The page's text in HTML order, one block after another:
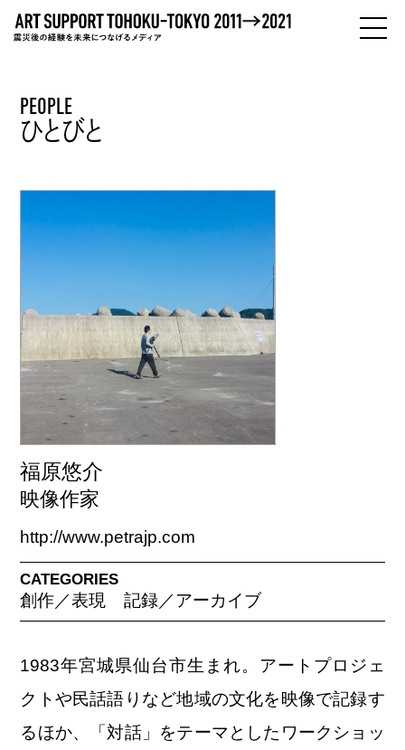
ひとびと
PEOPLE
ひとびと
福原悠介
映像作家
http://www.petrajp.com
CATEGORIES
創作／表現 記録／アーカイブ
1983年宮城県仙台市生まれ。アートプロジェ
クトや民話語りなど地域の文化を映像で記録す
るほか、「対話」をテーマとしたワークショッ